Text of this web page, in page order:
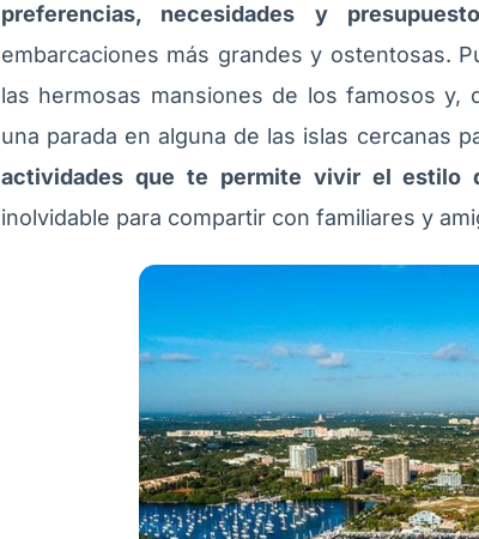
preferencias, necesidades y
embarcaciones más grandes y ostentosas.
las hermosas mansiones de los famosos y,
una parada en alguna de las islas cercanas
actividades que te permite vivir el estilo
inolvidable para compartir con familiares y